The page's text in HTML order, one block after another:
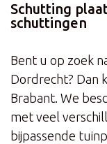
Schutting
schuttingen
Bent u op zoek
Dordrecht? Dan
Brabant. We
met veel
bijpassende